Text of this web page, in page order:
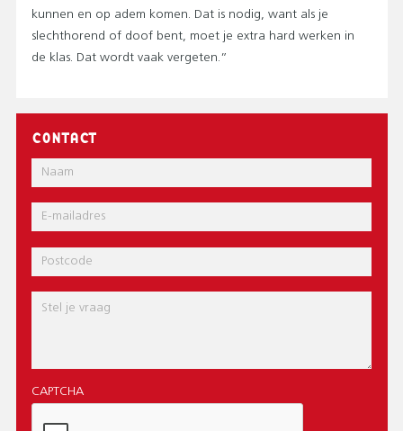
kunnen en op adem komen. Dat is nodig, want als je
slechthorend of doof bent, moet je extra hard werken in
de klas. Dat wordt vaak vergeten.”
CONTACT
Naam
E-
mail
Postcode
Bericht
CAPTCHA